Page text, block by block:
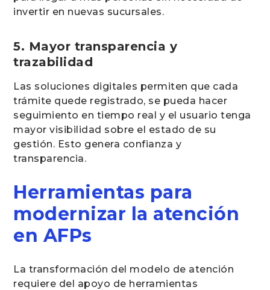
invertir en nuevas sucursales.
5. Mayor transparencia y
trazabilidad
Las soluciones digitales permiten que cada
trámite quede registrado, se pueda hacer
seguimiento en tiempo real y el usuario tenga
mayor visibilidad sobre el estado de su
gestión. Esto genera confianza y
transparencia.
Herramientas para
modernizar la atención
en AFPs
La transformación del modelo de atención
requiere del apoyo de herramientas